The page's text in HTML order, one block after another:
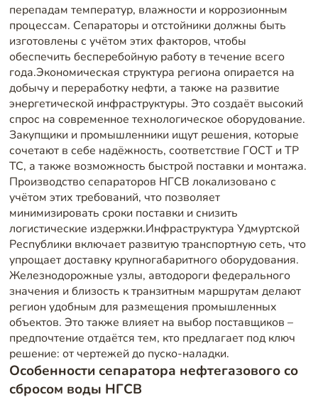
перепадам температур, влажности и коррозионным
процессам. Сепараторы и отстойники должны быть
изготовлены с учётом этих факторов, чтобы
обеспечить бесперебойную работу в течение всего
года.Экономическая структура региона опирается на
добычу и переработку нефти, а также на развитие
энергетической инфраструктуры. Это создаёт высокий
спрос на современное технологическое оборудование.
Закупщики и промышленники ищут решения, которые
сочетают в себе надёжность, соответствие ГОСТ и ТР
ТС, а также возможность быстрой поставки и монтажа.
Производство сепараторов НГСВ локализовано с
учётом этих требований, что позволяет
минимизировать сроки поставки и снизить
логистические издержки.Инфраструктура Удмуртской
Республики включает развитую транспортную сеть, что
упрощает доставку крупногабаритного оборудования.
Железнодорожные узлы, автодороги федерального
значения и близость к транзитным маршрутам делают
регион удобным для размещения промышленных
объектов. Это также влияет на выбор поставщиков –
предпочтение отдаётся тем, кто предлагает под ключ
решение: от чертежей до пуско-наладки.
Особенности сепаратора нефтегазового со
сбросом воды НГСВ